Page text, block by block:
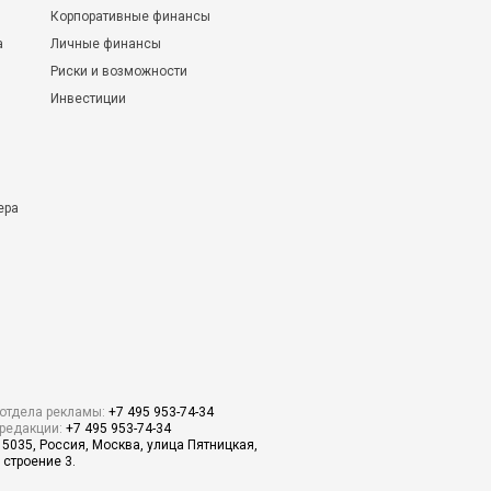
Корпоративные финансы
Личные финансы
Риски и возможности
Инвестиции
рекламы: +7 495 953-74-34
+7 495 953-74-34
Россия, Москва, улица Пятницкая,
3.